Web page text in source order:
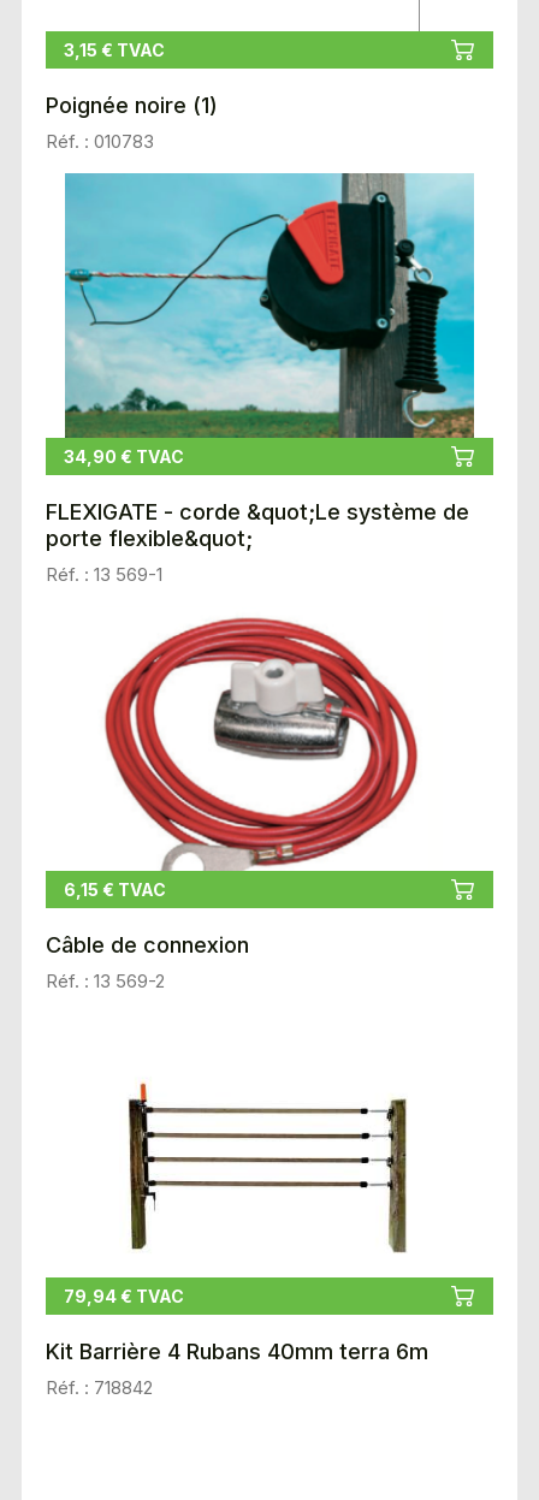
3,15 € TVAC
Poignée noire (1)
Réf. : 010783
34,90 € TVAC
FLEXIGATE - corde &quot;Le système de
porte flexible&quot;
Réf. : 13 569-1
6,15 € TVAC
Câble de connexion
Réf. : 13 569-2
79,94 € TVAC
Kit Barrière 4 Rubans 40mm terra 6m
Réf. : 718842